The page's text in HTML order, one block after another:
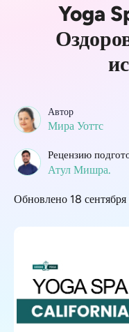
Yoga
Автор
Мира Уоттс
Рецензию
Атул Мишра.
Обновлено 18